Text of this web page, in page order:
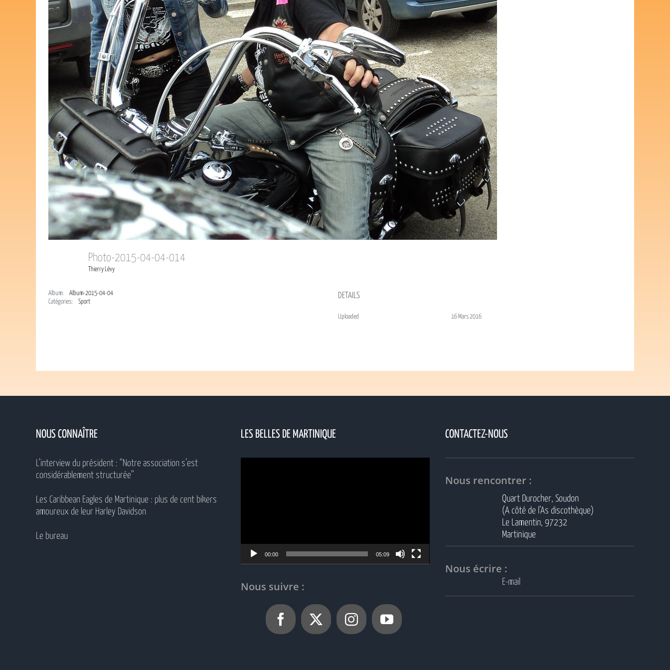
Photo-2015-04-04-014
Thierry Lévy
Album:
Album-2015-04-04
Catégories:
Sport
DETAILS
Uploaded 16 Mars 2016
NOUS CONNAÎTRE
L’interview du président : “Notre association s’est
considérablement structurée”
Les Caribbean Eagles de Martinique : plus de cent bikers
amoureux de leur Harley Davidson
Le bureau
LES BELLES DE MARTINIQUE
00:00 05:09
Nous suivre :
CONTACTEZ-NOUS
Nous rencontrer :
Quart Durocher, Soudon
(A côté de l’As discothèque)
Le Lamentin, 97232
Martinique
Nous écrire :
E-mail